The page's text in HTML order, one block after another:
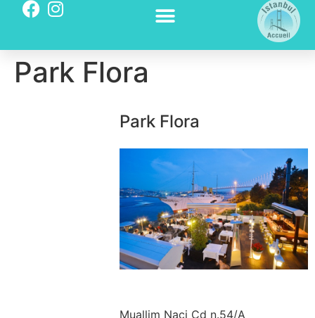
Park Flora
Park Flora
Muallim Naci Cd n.54/A